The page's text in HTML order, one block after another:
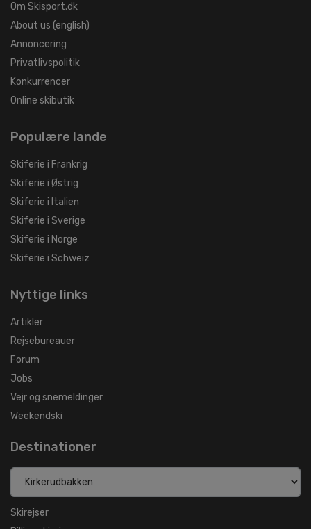
Om Skisport.dk
About us (english)
Annoncering
Privatlivspolitik
Konkurrencer
Online skibutik
Populære lande
Skiferie i Frankrig
Skiferie i Østrig
Skiferie i Italien
Skiferie i Sverige
Skiferie i Norge
Skiferie i Schweiz
Nyttige links
Artikler
Rejsebureauer
Forum
Jobs
Vejr og snemeldinger
Weekendski
Destinationer
Skirejser